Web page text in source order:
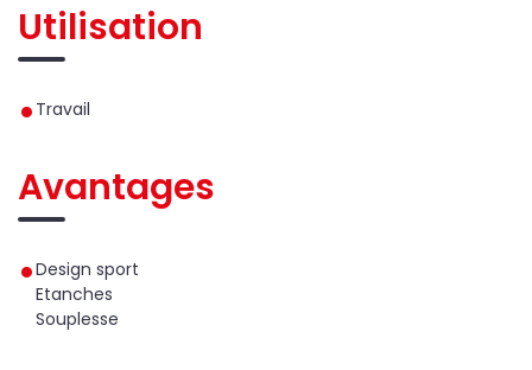
Utilisation
Travail
Avantages
Design sport
Etanches
Souplesse